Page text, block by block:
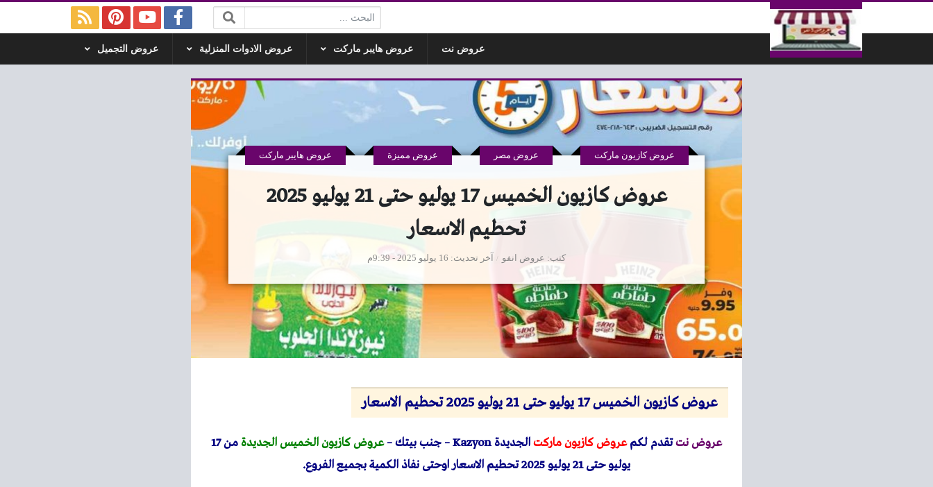
التخطي إلى المحتوى
البحث:
عروض نت عروض هايبر ماركت عروض الادوات المنزلية عروض التجميل
عروض كازيون الخميس 17 يوليو حتى 21 يوليو 2025
تحطيم الاسعار
كتب عروض انفو
عروض كازيون ماركت عروض مصر عروض مميزة عروض هايبر ماركت
آخر تحديث 16 يوليو 2025 - 9:39م
عروض كازيون الخميس 17 يوليو حتى 21 يوليو 2025 تحطيم الاسعار
عروض نتتقدم لكمعروض كازيون ماركتالجديدة Kazyon– جنب بيتك –عروض كازيون الخميس الجديدة
من 17
يوليو حتى 21 يوليو 2025 تحطيم الاسعار
اوحتى نفاذ الكمية بجميع الفروع.